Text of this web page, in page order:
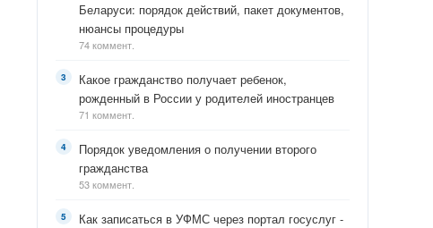
Беларуси: порядок действий, пакет документов,
нюансы процедуры
74 коммент.
Какое гражданство получает ребенок,
рожденный в России у родителей иностранцев
71 коммент.
Порядок уведомления о получении второго
гражданства
53 коммент.
Как записаться в УФМС через портал госуслуг -